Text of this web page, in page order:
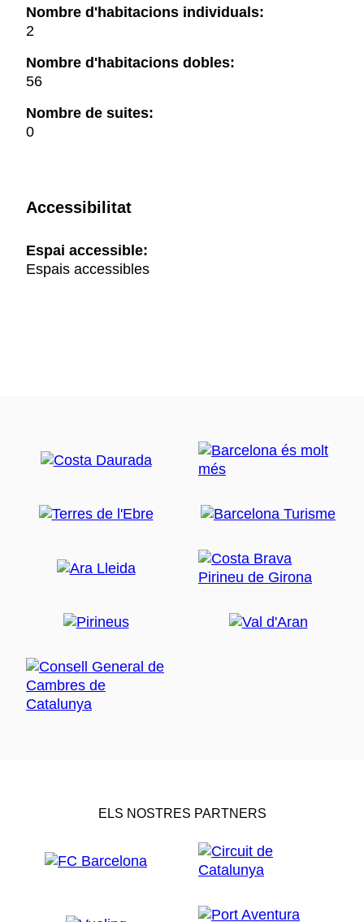
Nombre d'habitacions individuals:
2
Nombre d'habitacions dobles:
56
Nombre de suites:
0
Accessibilitat
Espai accessible:
Espais accessibles
ELS NOSTRES PARTNERS